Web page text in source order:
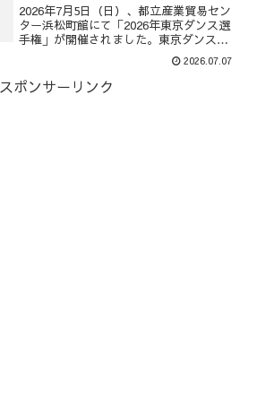
2026年7月5日（日）、都立産業貿易セン
ター浜松町館にて「2026年東京ダンス選
手権」が開催されました。東京ダンス選
手権・プロフェッショナルプロ・ボール
ルーム・決勝1位 五月女 光政 ＆ 五月女
叡佳2位 金野 哲也 ＆ 井之口 香織3位...
2026.07.07
スポンサーリンク